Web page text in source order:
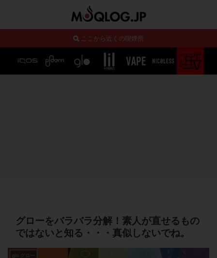
ここから近くの喫煙所
グローをバラバラ分解！素人が直せるもの
ではないと知る・・・真似しないでね。
glo グロー